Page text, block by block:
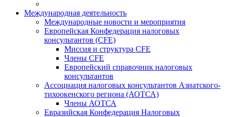
Международная деятельность
Международные новости и мероприятия
Европейская Конфедерация налоговых
консультантов (CFE)
Миссия и структура CFE
Члены CFE
Европейский справочник налоговых
консультантов
Ассоциация налоговых консультантов Азиатского-
тихоокенского региона (АОТСА)
Члены АОТСА
Евразийская Конфедерация Налоговых